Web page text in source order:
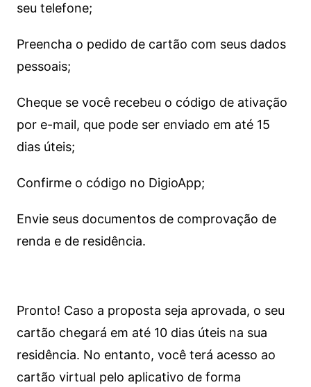
seu telefone;
Preencha o pedido de cartão com seus dados
pessoais;
Cheque se você recebeu o código de ativação
por e-mail, que pode ser enviado em até 15
dias úteis;
Confirme o código no DigioApp;
Envie seus documentos de comprovação de
renda e de residência.
Pronto! Caso a proposta seja aprovada, o seu
cartão chegará em até 10 dias úteis na sua
residência. No entanto, você terá acesso ao
cartão virtual pelo aplicativo de forma